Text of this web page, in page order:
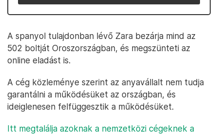
A spanyol tulajdonban lévő Zara bezárja mind az
502 boltját Oroszországban, és megszünteti az
online eladást is.
A cég közleménye szerint az anyavállalt nem tudja
garantálni a működésüket az országban, és
ideiglenesen felfüggesztik a működésüket.
Itt megtalálja azoknak a nemzetközi cégeknek a